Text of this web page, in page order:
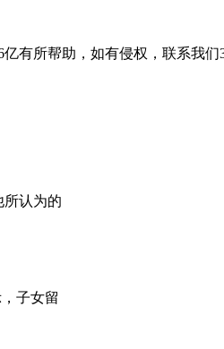
所帮助，如有侵权，联系我们
所认为的
子女留